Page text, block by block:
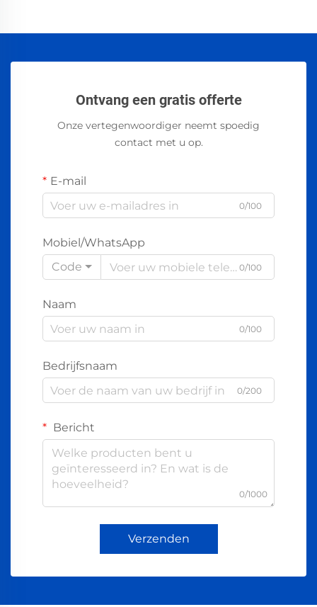
Ontvang een gratis offerte
Onze vertegenwoordiger neemt spoedig
contact met u op.
E-mail
0/100
Mobiel/WhatsApp
Code
0/100
Naam
0/100
Bedrijfsnaam
0/200
Bericht
0/1000
Verzenden